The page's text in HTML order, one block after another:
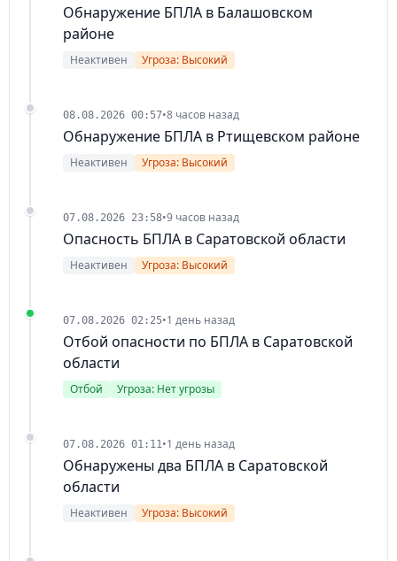
Обнаружение БПЛА в Балашовском
районе
Неактивен Угроза: Высокий
08.08.2026 00:57•8 часов назад
Обнаружение БПЛА в Ртищевском районе
Неактивен Угроза: Высокий
07.08.2026 23:58•9 часов назад
Опасность БПЛА в Саратовской области
Неактивен Угроза: Высокий
07.08.2026 02:25•1 день назад
Отбой опасности по БПЛА в Саратовской
области
Отбой Угроза: Нет угрозы
07.08.2026 01:11•1 день назад
Обнаружены два БПЛА в Саратовской
области
Неактивен Угроза: Высокий